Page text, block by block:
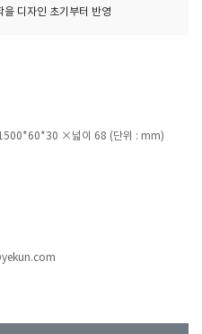
디자인 초기부터 반영
×넓이 68 (단위 : mm)